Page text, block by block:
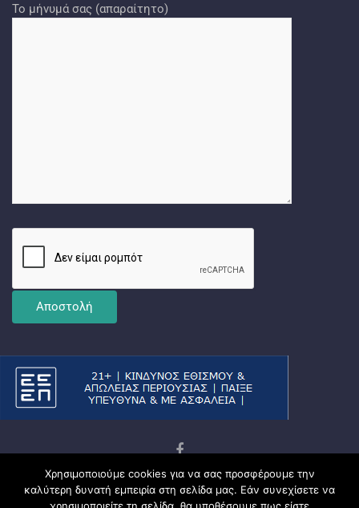
Το μήνυμά σας (απαραίτητο)
Copyright © 2026Ματσωμένος Γάτος – Όλα για το
Στοίχημα
Χρησιμοποιούμε cookies για να σας προσφέρουμε την
καλύτερη δυνατή εμπειρία στη σελίδα μας. Εάν συνεχίσετε να